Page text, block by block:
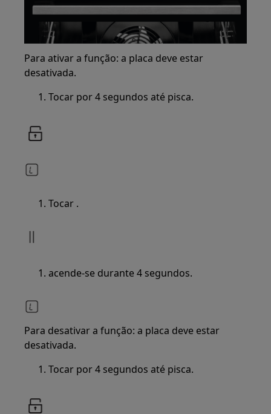
Para ativar a função: a placa deve estar
desativada.
Tocar por 4 segundos até pisca.
Tocar .
acende-se durante 4 segundos.
Para desativar a função: a placa deve estar
desativada.
Tocar por 4 segundos até pisca.